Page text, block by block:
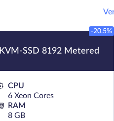
KVM-SSD 8192 Metered
-20.5%
CPU
6 Xeon Cores
RAM
8 GB